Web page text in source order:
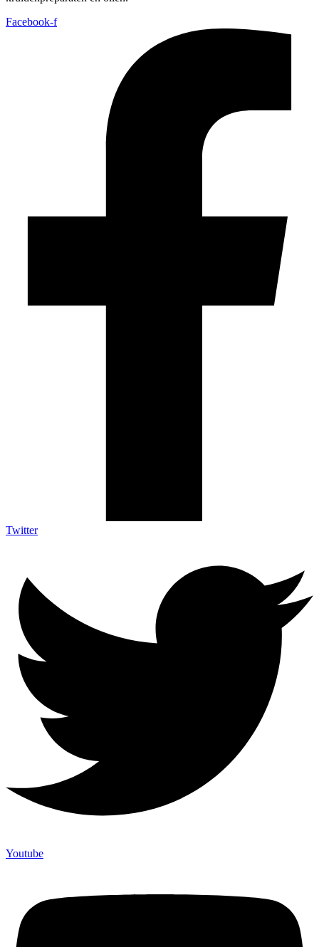
Facebook-f
Twitter
Youtube